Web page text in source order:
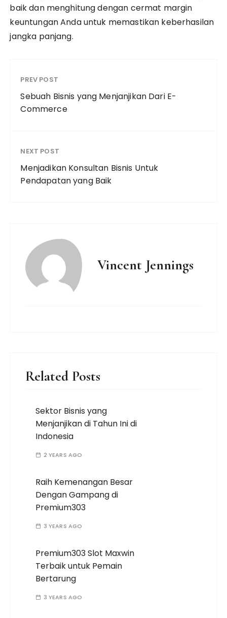
baik dan menghitung dengan cermat margin
keuntungan Anda untuk memastikan keberhasilan
jangka panjang.
PREV POST
Sebuah Bisnis yang Menjanjikan Dari E-
Commerce
NEXT POST
Menjadikan Konsultan Bisnis Untuk
Pendapatan yang Baik
Vincent Jennings
Related Posts
Sektor Bisnis yang
Menjanjikan di Tahun Ini di
Indonesia
2 YEARS AGO
Raih Kemenangan Besar
Dengan Gampang di
Premium303
3 YEARS AGO
Premium303 Slot Maxwin
Terbaik untuk Pemain
Bertarung
3 YEARS AGO